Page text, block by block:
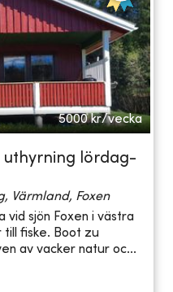
5000 kr/vecka
uthyrning lördag-
Värmland, Foxen
vid sjön Foxen i västra
till fiske. Boot zu
av vacker natur oc...